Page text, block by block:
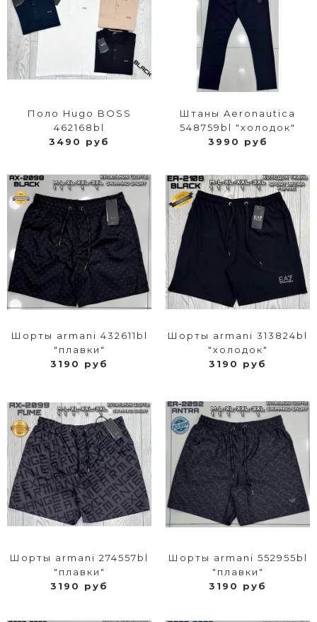
Поло Hugo BOSS
462168bl
3490 руб
Штаны Aeronautica
548759bl "холодок"
3990 руб
Шорты armani 432611bl
"плавки"
3190 руб
Шорты armani 313824bl
"холодок"
3190 руб
Шорты armani 274557bl
"плавки"
3190 руб
Шорты armani 552955bl
"плавки"
3190 руб